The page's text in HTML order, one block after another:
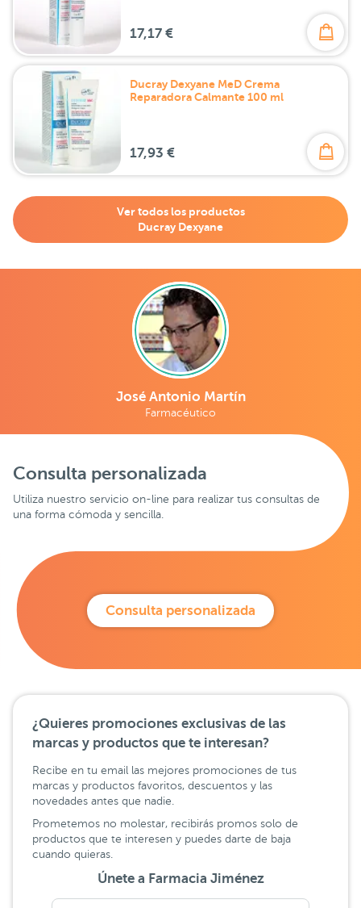
17,17 €
Ducray Dexyane MeD Crema
Reparadora Calmante 100 ml
17,93 €
Ver todos los productos
Ducray Dexyane
José Antonio Martín
Farmacéutico
Consulta personalizada
Utiliza nuestro servicio on-line para realizar tus consultas de
una forma cómoda y sencilla.
Consulta personalizada
¿Quieres promociones exclusivas de las
marcas y productos que te interesan?
Recibe en tu email las mejores promociones de tus
marcas y productos favoritos, descuentos y las
novedades antes que nadie.
Prometemos no molestar, recibirás promos solo de
productos que te interesen y puedes darte de baja
cuando quieras.
Únete a Farmacia Jiménez